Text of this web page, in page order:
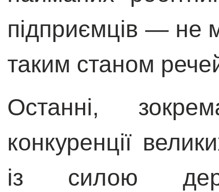
підприємців — не
таким станом
Останні,
конкуренції
із силою